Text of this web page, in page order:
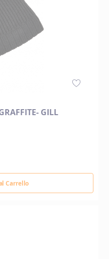
GILL
Carrello